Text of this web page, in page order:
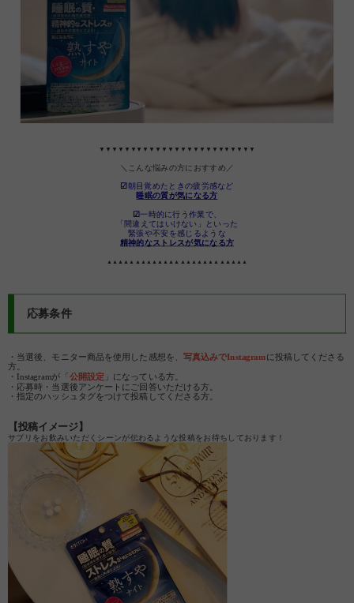
▼▼▼▼▼▼▼▼▼▼▼▼▼▼▼▼▼▼▼▼▼▼▼▼▼
＼こんな悩みの方におすすめ／
☑朝目覚めたときの疲労感​など
睡眠の質が気になる方
☑一時的に行う作業で、
「間違えてはいけない」といった
緊張や不安を感じるような
精神的なストレスが気になる方
▲▲▲▲▲▲▲▲▲▲▲▲▲▲▲▲▲▲▲▲▲▲▲▲▲
応募条件
・当選後、モニター商品を使用した感想を、 写真込みでInstagramに投稿してくださる
方。
・Instagramが「 公開設定 」になっている方。
・応募時・当選後アンケートにご回答いただける方。
・指定のハッシュタグをつけて投稿してくださる方。
【投稿イメージ】
サプリをお飲みいただくシーンが伝わるような投稿をお待ちしております！